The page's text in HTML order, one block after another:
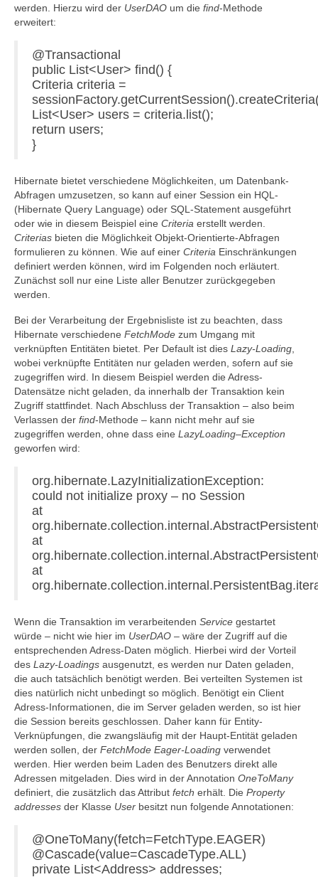
werden. Hierzu wird der UserDAO um die find-Methode
erweitert:
@Transactional
public List<User> find() {
Criteria criteria =
List<User> users = criteria.list();
return users;
}
Hibernate bietet verschiedene Möglichkeiten, um Datenbank-
Abfragen umzusetzen, so kann auf einer Session ein HQL-
(Hibernate Query Language) oder SQL-Statement ausgeführt
oder wie in diesem Beispiel eine Criteria erstellt werden.
Criterias bieten die Möglichkeit Objekt-Orientierte-Abfragen
formulieren zu können. Wie auf einer Criteria Einschränkungen
definiert werden können, wird im Folgenden noch erläutert.
Zunächst soll nur eine Liste aller Benutzer zurückgegeben
werden.
Bei der Verarbeitung der Ergebnisliste ist zu beachten, dass
Hibernate verschiedene FetchMode zum Umgang mit
verknüpften Entitäten bietet. Per Default ist dies Lazy-Loading
wobei verknüpfte Entitäten nur geladen werden, sofern auf sie
zugegriffen wird. In diesem Beispiel werden die Adress-
Datensätze nicht geladen, da innerhalb der Transaktion kein
Zugriff stattfindet. Nach Abschluss der Transaktion – also beim
Verlassen der find-Methode – kann nicht mehr auf sie
zugegriffen werden, ohne dass eine LazyLoading–Exception
geworfen wird:
org.hibernate.LazyInitializationException:
could not initialize proxy – no Session
at
at
at
Wenn die Transaktion im verarbeitenden Service gestartet
würde – nicht wie hier im UserDAO – wäre der Zugriff auf die
entsprechenden Adress-Daten möglich. Hierbei wird der Vorteil
des Lazy-Loadings ausgenutzt, es werden nur Daten geladen,
die auch tatsächlich benötigt werden. Bei verteilten Systemen ist
dies natürlich nicht unbedingt so möglich. Benötigt ein Client
Adress-Informationen, die im Server geladen werden, so ist hier
die Session bereits geschlossen. Daher kann für Entity-
Verknüpfungen, die zwangsläufig mit der Haupt-Entität geladen
werden sollen, der FetchMode Eager-Loading verwendet
werden. Hier werden beim Laden des Benutzers direkt alle
Adressen mitgeladen. Dies wird in der Annotation OneToMany
definiert, die zusätzlich das Attribut fetch erhält. Die Property
addresses der Klasse User besitzt nun folgende Annotationen:
@OneToMany(fetch=FetchType.EAGER)
@Cascade(value=CascadeType.ALL)
private List<Address> addresses;